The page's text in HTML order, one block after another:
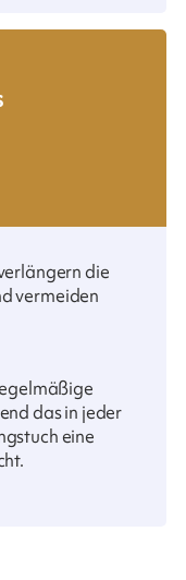
die
vermeiden
das in jeder
eine